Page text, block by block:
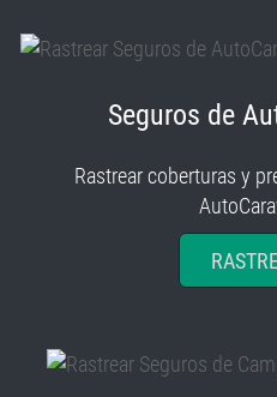
Seguros de
Rastrear coberturas y